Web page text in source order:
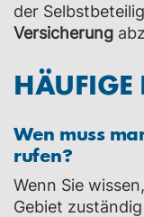
der
Versicherung
HÄUFIGE
Wen muss
rufen?
Wenn Sie
Gebiet